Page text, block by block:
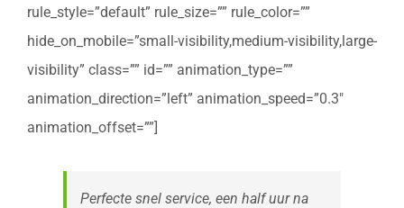
rule_style=”default” rule_size=”” rule_color=””
hide_on_mobile=”small-visibility,medium-visibility,large-
visibility” class=”” id=”” animation_type=””
animation_direction=”left” animation_speed=”0.3″
animation_offset=””]
Perfecte snel service, een half uur na